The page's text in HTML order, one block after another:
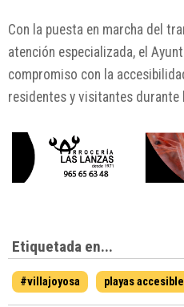
Con la puesta en marcha del
atención especializada, el
compromiso con la
residentes y visitantes
Etiquetada en...
#villajoyosa playas